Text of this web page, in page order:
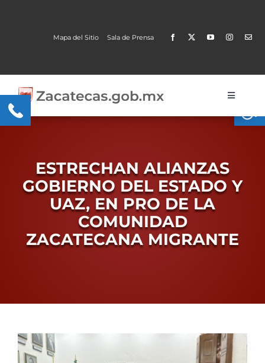
Mapa del Sitio Sala de Prensa
Toggle
Transparencia
MOBI
Conoce Zacatecas
ESTRECHAN ALIANZAS
GOBIERNO DEL ESTADO Y
UAZ, EN PRO DE LA
COMUNIDAD
ZACATECANA MIGRANTE
View
Larger